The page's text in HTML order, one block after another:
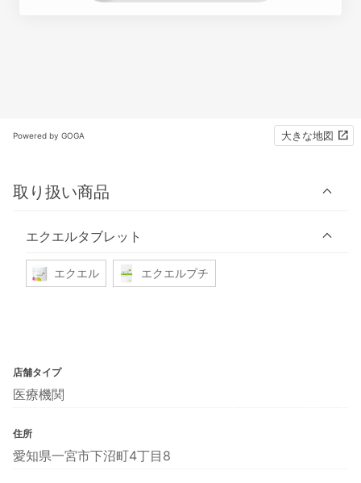
Powered by GOGA 大きな地図
取り扱い商品
エクエルタブレット
エクエル エクエルプチ
店舗タイプ
医療機関
住所
愛知県一宮市下沼町4丁目8